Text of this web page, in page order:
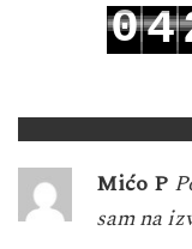
04
Mićo P
sam na